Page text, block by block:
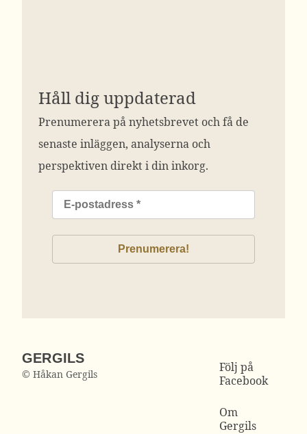
Håll dig uppdaterad
Prenumerera på nyhetsbrevet och få de
senaste inläggen, analyserna och
perspektiven direkt i din inkorg.
GERGILS
© Håkan Gergils
Följ på
Facebook
Om
Gergils